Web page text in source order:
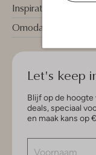
Inspiratie
Omoda
Let's keep
Blijf op de
deals, speciaal
en maak kans op